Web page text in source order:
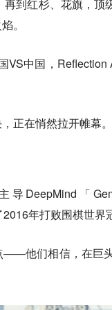
到红杉、花旗，
。
VS中国，
正在悄然拉开帷幕。
导DeepMind「
年打败围棋世界
——他们相信， 在巨